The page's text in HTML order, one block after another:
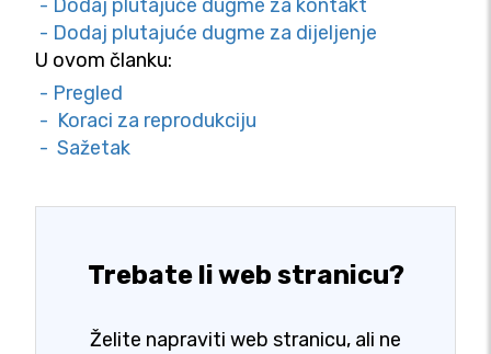
- Dodaj plutajuće dugme za kontakt
- Dodaj plutajuće dugme za dijeljenje
U ovom članku:
- Pregled
- Koraci za reprodukciju
- Sažetak
Trebate li web stranicu?
Želite napraviti web stranicu, ali ne